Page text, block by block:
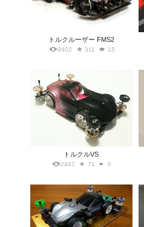
トルクルーザー FMS2
9402 311 15
トルクルVS
2447 71 0